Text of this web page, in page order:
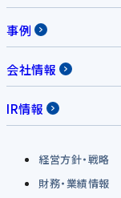
事例
会社情報
IR情報
経営方針・戦略
財務・業績情報